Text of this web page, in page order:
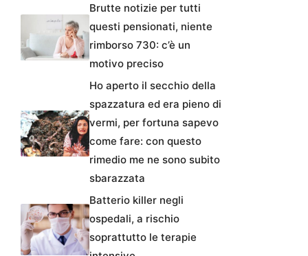
Brutte notizie per tutti
questi pensionati, niente
rimborso 730: c’è un
motivo preciso
Ho aperto il secchio della
spazzatura ed era pieno di
vermi, per fortuna sapevo
come fare: con questo
rimedio me ne sono subito
sbarazzata
Batterio killer negli
ospedali, a rischio
soprattutto le terapie